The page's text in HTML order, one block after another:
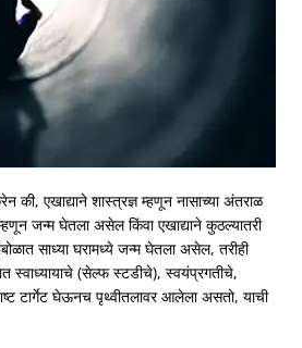
की, एखाद्याने शास्त्रज्ञ म्हणून नासाच्या अंतराळ
जन्म घेतला असेल किंवा एखाद्याने कुठल्यातरी
साध्या घरामध्ये जन्म घेतला असेल, तरीही
स्वाध्यायाचे (सेल्फ स्टडीचे), स्वयंप्रगतीचे,
टार्गेट घेऊनच पृथ्वीतलावर आलेला असतो, याची